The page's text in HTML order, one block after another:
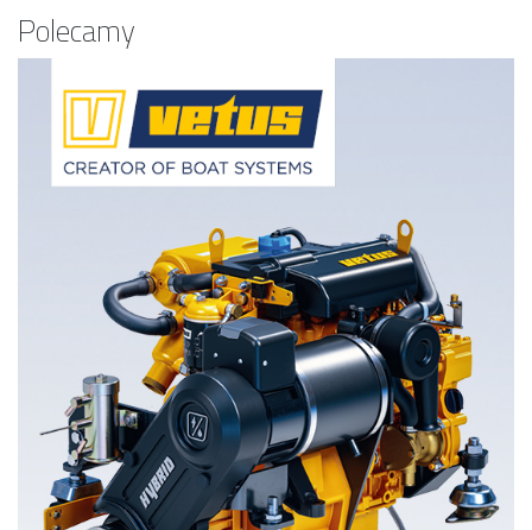
Polecamy